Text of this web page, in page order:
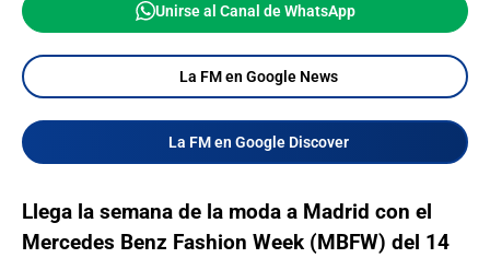
Unirse al Canal de WhatsApp
La FM en Google News
La FM en Google Discover
Llega la semana de la moda a Madrid con el
Mercedes Benz Fashion Week (MBFW) del 14